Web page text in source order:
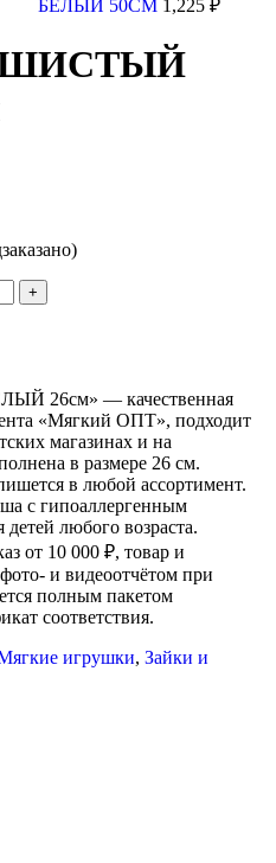
БЕЛЫЙ 50СМ 1,225 ₽
26см» — качественная
«Мягкий ОПТ», подходит
магазинах и на
в размере 26 см.
в любой ассортимент.
с гипоаллергенным
любого возраста.
от 10 000 ₽, товар и
и видеоотчётом при
полным пакетом
соответствия.
игрушки, Зайки и